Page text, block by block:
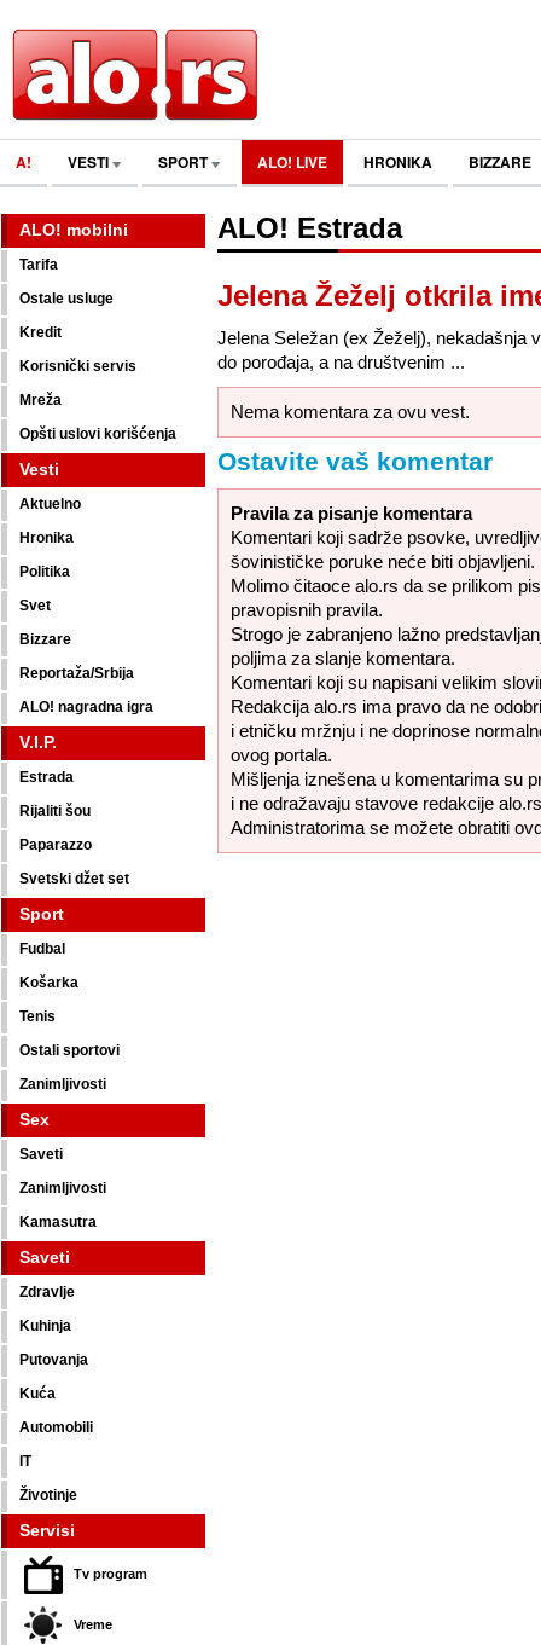
A! VESTI SPORT ALO! LIVE HRONIKA BIZZARE
ALO! mobilni
Tarifa
Ostale usluge
Kredit
Korisnički servis
Mreža
Opšti uslovi korišćenja
Vesti
Aktuelno
Hronika
Politika
Svet
Bizzare
Reportaža/Srbija
ALO! nagradna igra
V.I.P.
Estrada
Rijaliti šou
Paparazzo
Svetski džet set
Sport
Fudbal
Košarka
Tenis
Ostali sportovi
Zanimljivosti
Sex
Saveti
Zanimljivosti
Kamasutra
Saveti
Zdravlje
Kuhinja
Putovanja
Kuća
Automobili
IT
Životinje
Servisi
Tv program
Vreme
ALO! Estrada
Jelena Žeželj otkrila
Jelena Seležan (ex Žeželj), nekadašnja
do porođaja, a na društvenim ...
Nema komentara za ovu vest.
Ostavite vaš komentar
Pravila za pisanje komentara
Komentari koji sadrže psovke,
šovinističke poruke neće biti objavljeni.
Molimo čitaoce alo.rs da se prilikom
pravopisnih pravila.
Strogo je zabranjeno lažno
poljima za slanje komentara.
Komentari koji su napisani velikim
Redakcija alo.rs ima pravo da ne
i etničku mržnju i ne doprinose
ovog portala.
Mišljenja iznešena u komentarima su
i ne odražavaju stavove redakcije
Administratorima se možete obratiti